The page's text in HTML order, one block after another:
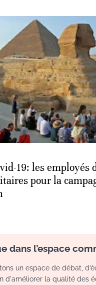
19: les employés
pour la
dans l’espace
un espace de débat,
d'améliorer la qualité des